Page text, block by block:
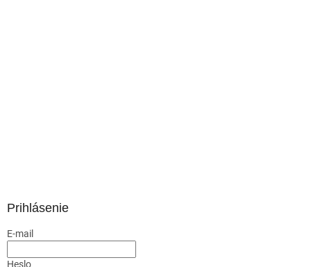
Prihlásenie
E-mail
Heslo